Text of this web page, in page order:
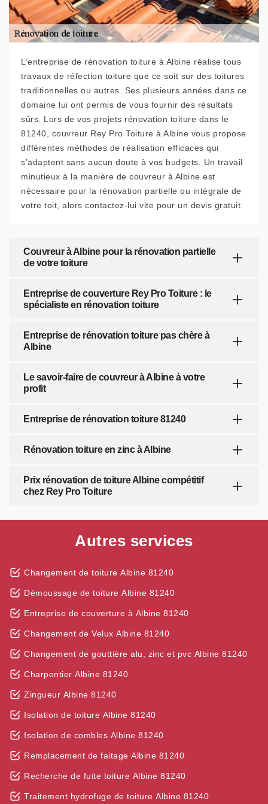
L’entreprise de rénovation toiture à Albine réalise tous
travaux de réfection toiture que ce soit sur des toitures
traditionnelles ou autres. Ses plusieurs années dans ce
domaine lui ont permis de vous fournir des résultats
sûrs. Lors de vos projets rénovation toiture dans le
81240, couvreur Rey Pro Toiture à Albine vous propose
différentes méthodes de réalisation efficaces qui
s’adaptent sans aucun doute à vos budgets. Un travail
minutieux à la manière de couvreur à Albine est
nécessaire pour la rénovation partielle ou intégrale de
votre toit, alors contactez-lui vite pour un devis gratuit.
Couvreur à Albine pour la rénovation partielle
de votre toiture
Entreprise de couverture Rey Pro Toiture : le
spécialiste en rénovation toiture
Entreprise de rénovation toiture pas chère à
Albine
Le savoir-faire de couvreur à Albine à votre
profit
Entreprise de rénovation toiture 81240
Rénovation toiture en zinc à Albine
Prix rénovation de toiture Albine compétitif
chez Rey Pro Toiture
Autres services
Changement de toiture Albine 81240
Démoussage de toiture Albine 81240
Entreprise de couverture à Albine 81240
Changement de Velux Albine 81240
Changement de gouttière alu, zinc et pvc Albine 81240
Charpentier Albine 81240
Zingueur Albine 81240
Isolation de toiture Albine 81240
Isolation de combles Albine 81240
Remplacement de faitage Albine 81240
Recherche de fuite toiture Albine 81240
Traitement hydrofuge de toiture Albine 81240